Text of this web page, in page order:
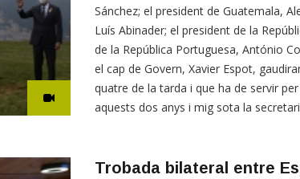
Sánchez; el president de Guatemala,
Luís Abinader; el president de la
de la República Portuguesa, António
el cap de Govern, Xavier Espot,
quatre de la tarda i que ha de servir
aquests dos anys i mig sota la
Trobada bilateral entre